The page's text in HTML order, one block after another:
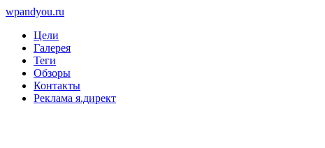
wpandyou.ru
Цели
Галерея
Теги
Обзоры
Контакты
Реклама я.директ